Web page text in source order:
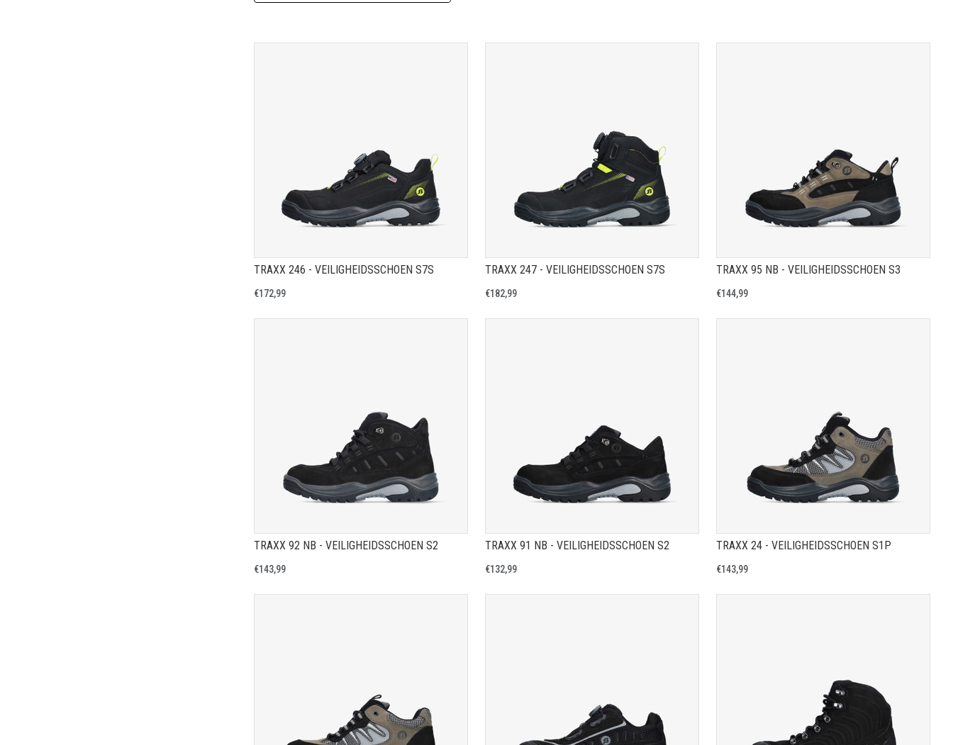
TOON PRODUCTPAGINA
TRAXX 246 - VEILIGHEIDSSCHOEN S7S
€172,99
TOON PRODUCTPAGINA
TRAXX 247 - VEILIGHEIDSSCHOEN S7S
€182,99
TOON PRODUCTPAGINA
TRAXX 95 NB - VEILIGHEIDSSCHOEN S3
€144,99
TOON PRODUCTPAGINA
TRAXX 92 NB - VEILIGHEIDSSCHOEN S2
€143,99
TOON PRODUCTPAGINA
TRAXX 91 NB - VEILIGHEIDSSCHOEN S2
€132,99
TOON PRODUCTPAGINA
TRAXX 24 - VEILIGHEIDSSCHOEN S1P
€143,99
TOON PRODUCTPAGINA TOON PRODUCTPAGINA TOON PRODUCTPAGINA